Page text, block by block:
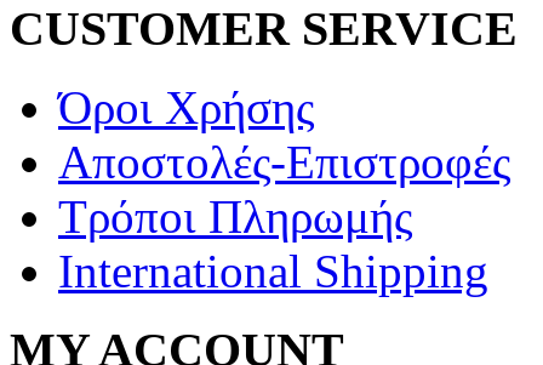
CUSTOMER SERVICE
Όροι Χρήσης
Αποστολές-Επιστροφές
Τρόποι Πληρωμής
International Shipping
MY ACCOUNT